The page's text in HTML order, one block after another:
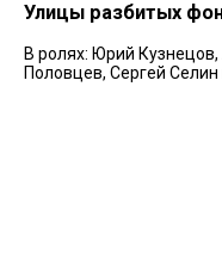
Улицы разбитых
В ролях: Юрий
Половцев, Сергей